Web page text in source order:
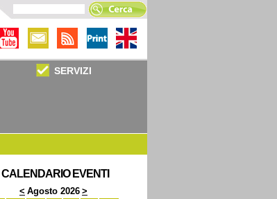
SERVIZI
CALENDARIO EVENTI
< Agosto 2026 >